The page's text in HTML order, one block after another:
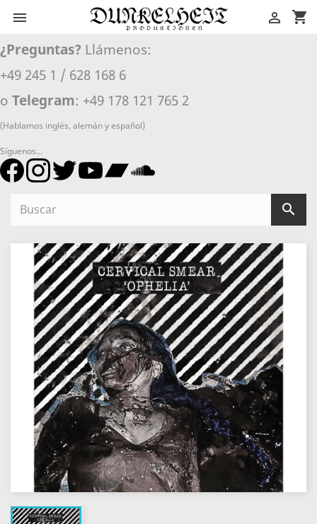
 shopping_cart

¿Preguntas? Llámenos:
+49 245 1 / 628 168 6
o Telegram: +49 178 121 765 2
(Hablamos inglés, alemán y español)
Síguenos...
